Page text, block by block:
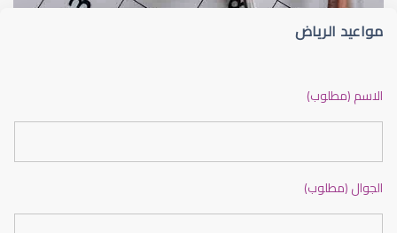
مواعيد الرياض
الاسم (مطلوب)
الجوال (مطلوب)